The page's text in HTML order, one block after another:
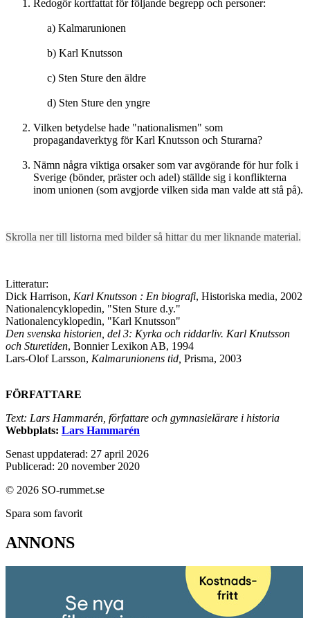
Redogör kortfattat för följande begrepp och personer:
a) Kalmarunionen
b) Karl Knutsson
c) Sten Sture den äldre
d) Sten Sture den yngre
Vilken betydelse hade "nationalismen" som
propagandaverktyg för Karl Knutsson och Sturarna?
Nämn några viktiga orsaker som var avgörande för hur folk i
Sverige (bönder, präster och adel) ställde sig i konflikterna
inom unionen (som avgjorde vilken sida man valde att stå på).
Skrolla ner till listorna med bilder så hittar du mer liknande material.
Litteratur:
Dick Harrison, Karl Knutsson : En biografi, Historiska media, 2002
Nationalencyklopedin, "Sten Sture d.y."
Nationalencyklopedin, "Karl Knutsson"
Den svenska historien, del 3: Kyrka och riddarliv. Karl Knutsson
och Sturetiden, Bonnier Lexikon AB, 1994
Lars-Olof Larsson, Kalmarunionens tid, Prisma, 2003
FÖRFATTARE
Text: Lars Hammarén, författare och gymnasielärare i historia
Webbplats: Lars Hammarén
Senast uppdaterad: 27 april 2026
Publicerad: 20 november 2020
© 2026 SO-rummet.se
Spara som favorit
ANNONS